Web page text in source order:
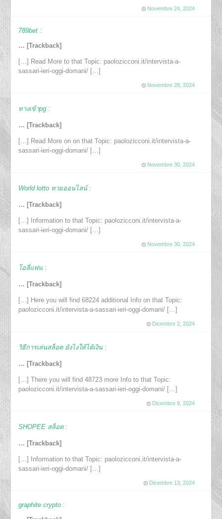
Novembre 24, 2024
789bet :
… [Trackback]
[…] Read More to that Topic: paolozicconi.it/intervista-a-
sassari-ieri-oggi-domani/ […]
Novembre 28, 2024
ทางเข้าpg :
… [Trackback]
[…] Read More on on that Topic: paolozicconi.it/intervista-a-
sassari-ieri-oggi-domani/ […]
Novembre 30, 2024
World lotto หวยออนไลน์ :
… [Trackback]
[…] Information to that Topic: paolozicconi.it/intervista-a-
sassari-ieri-oggi-domani/ […]
Novembre 30, 2024
โอลี่แฟน :
… [Trackback]
[…] Here you will find 68224 additional Info on that Topic:
paolozicconi.it/intervista-a-sassari-ieri-oggi-domani/ […]
Dicembre 2, 2024
วิธีการเล่นสล็อต ยังไงให้ได้เงิน :
… [Trackback]
[…] There you will find 48723 more Info to that Topic:
paolozicconi.it/intervista-a-sassari-ieri-oggi-domani/ […]
Dicembre 9, 2024
SHOPEE สล็อต :
… [Trackback]
[…] Information to that Topic: paolozicconi.it/intervista-a-
sassari-ieri-oggi-domani/ […]
Dicembre 13, 2024
graphite crypto :